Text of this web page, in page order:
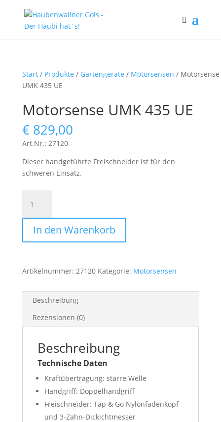
Start/ Produkte / Gartengeräte / Motorsensen / Motorsense
UMK 435 UE
Motorsense UMK 435 UE
€829,00
Art.Nr.: 27120
Dieser handgeführte Freischneider ist für den
schweren Einsatz.
UMK
435
Menge
In den Warenkorb
Artikelnummer: 27120 Kategorie: Motorsensen
Beschreibung
Rezensionen (0)
Beschreibung
Technische Daten
Kraftübertragung: starre Welle
Handgriff: Doppelhandgriff
Freischneider: Tap & Go Nylonfadenkopf
und 3-Zahn-Dickichtmesser